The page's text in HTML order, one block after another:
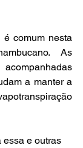
comum nesta
As
a manter a
essa e outras